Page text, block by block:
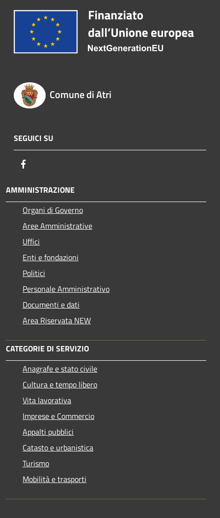
Comune di Atri
SEGUICI SU
AMMINISTRAZIONE
Organi di Governo
Aree Amministrative
Uffici
Enti e fondazioni
Politici
Personale Amministrativo
Documenti e dati
Area Riservata NEW
CATEGORIE DI SERVIZIO
Anagrafe e stato civile
Cultura e tempo libero
Vita lavorativa
Imprese e Commercio
Appalti pubblici
Catasto e urbanistica
Turismo
Mobilità e trasporti